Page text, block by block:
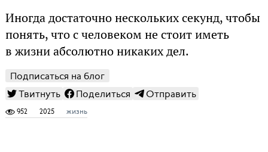
Иногда достаточно нескольких секунд, чтобы
понять, что с человеком не стоит иметь
в жизни абсолютно никаких дел.
Подписаться на блог
Твитнуть
Поделиться Отправить
952 2025 жизнь